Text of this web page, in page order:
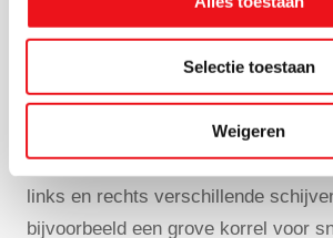
Selectie toestaan
Weigeren
materialen
Een Flott dubbele slijpmachine is
ontbramen, afronden, het aanzetten
het vormgeven van kleine
links en rechts verschillende
bijvoorbeeld een grove korrel voor